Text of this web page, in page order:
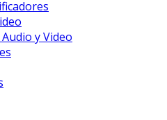
y Video